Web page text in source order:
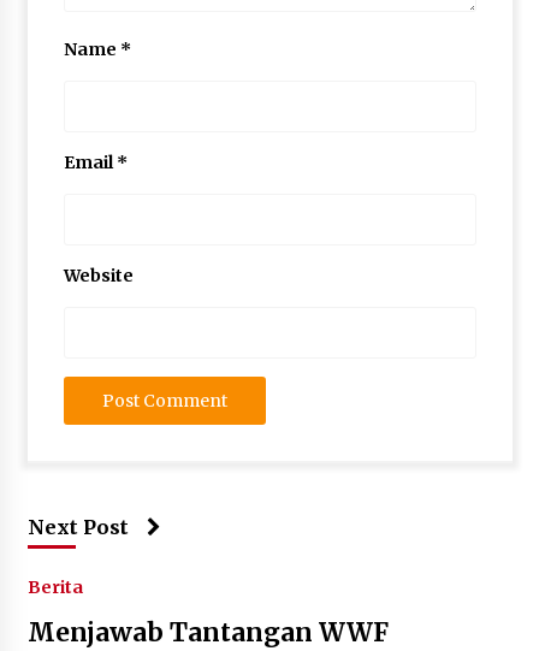
Name *
Email*
Website
Next Post
Berita
Menjawab Tantangan WWF